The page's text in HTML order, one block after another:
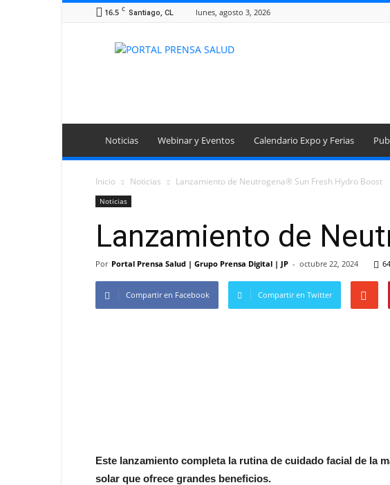
16.5 C Santiago, CL lunes, agosto 3, 2026
Portal
Noticias Webinar y Eventos Calendario Expo y Ferias
Inicio Noticias Lanzamiento de Neutrogena® Sun Fresh Hydro Boost
Noticias
Lanzamiento de
Por Portal Prensa Salud | Grupo Prensa Digital | JP - octubre 22, 2024
Compartir en Facebook Compartir en Twitter
Este lanzamiento completa la rutina de cuidado facial de la
solar que ofrece grandes beneficios.